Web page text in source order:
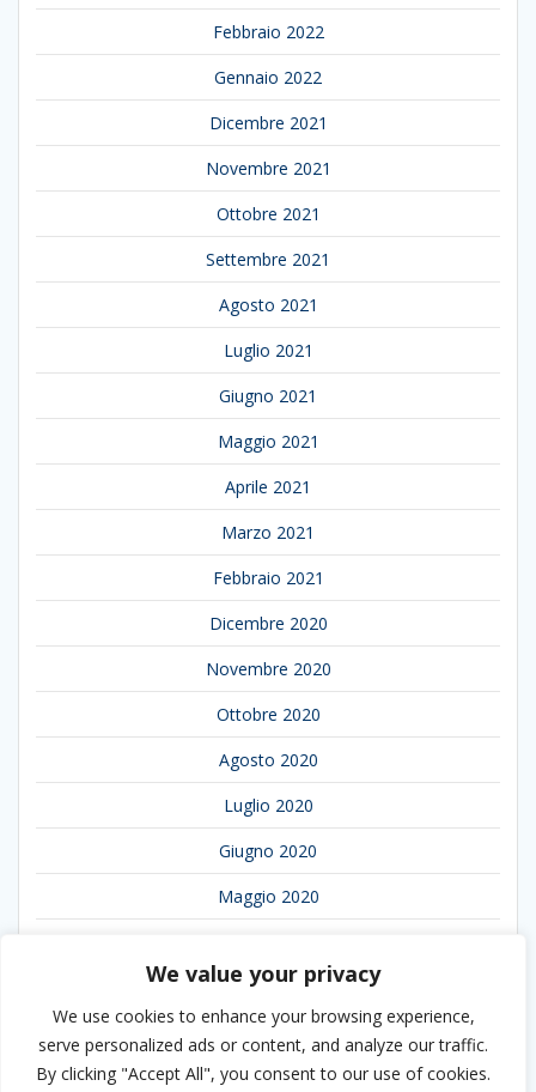
We value your privacy
We use cookies to enhance your browsing experience,
serve personalized ads or content, and analyze our traffic.
By clicking "Accept All", you consent to our use of cookies.
Febbraio 2022
Gennaio 2022
Dicembre 2021
Novembre 2021
Ottobre 2021
Settembre 2021
Agosto 2021
Luglio 2021
Giugno 2021
Maggio 2021
Aprile 2021
Marzo 2021
Febbraio 2021
Dicembre 2020
Novembre 2020
Ottobre 2020
Agosto 2020
Luglio 2020
Giugno 2020
Maggio 2020
Marzo 2020
Febbraio 2020
Gennaio 2020